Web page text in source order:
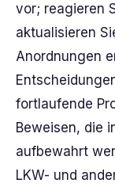
vor; reagieren
aktualisieren
Anordnungen
fortlaufende
Beweisen, die
aufbewahrt
LKW- und